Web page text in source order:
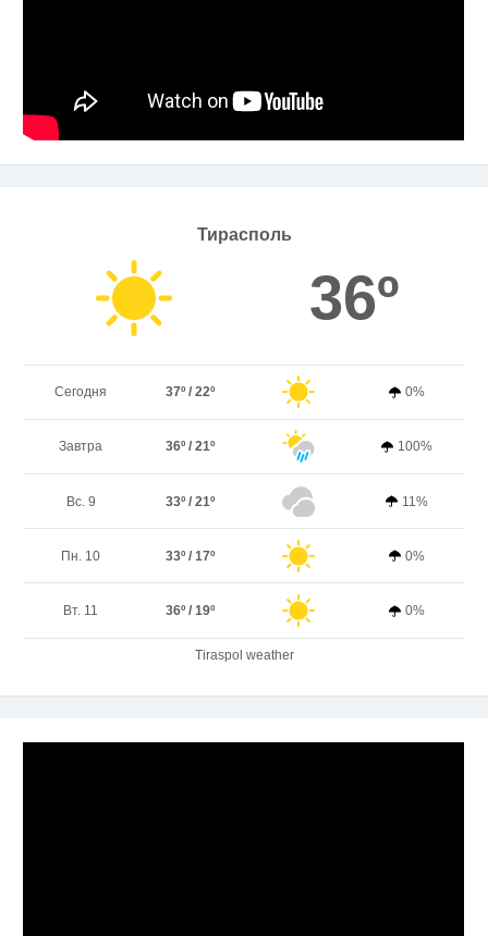
Тирасполь
36º
Сегодня 37º / 22º 0%
Завтра 36º / 21º 100%
Вс. 9 33º / 21º 11%
Пн. 10 33º / 17º 0%
Вт. 11 36º / 19º 0%
Tiraspol weather